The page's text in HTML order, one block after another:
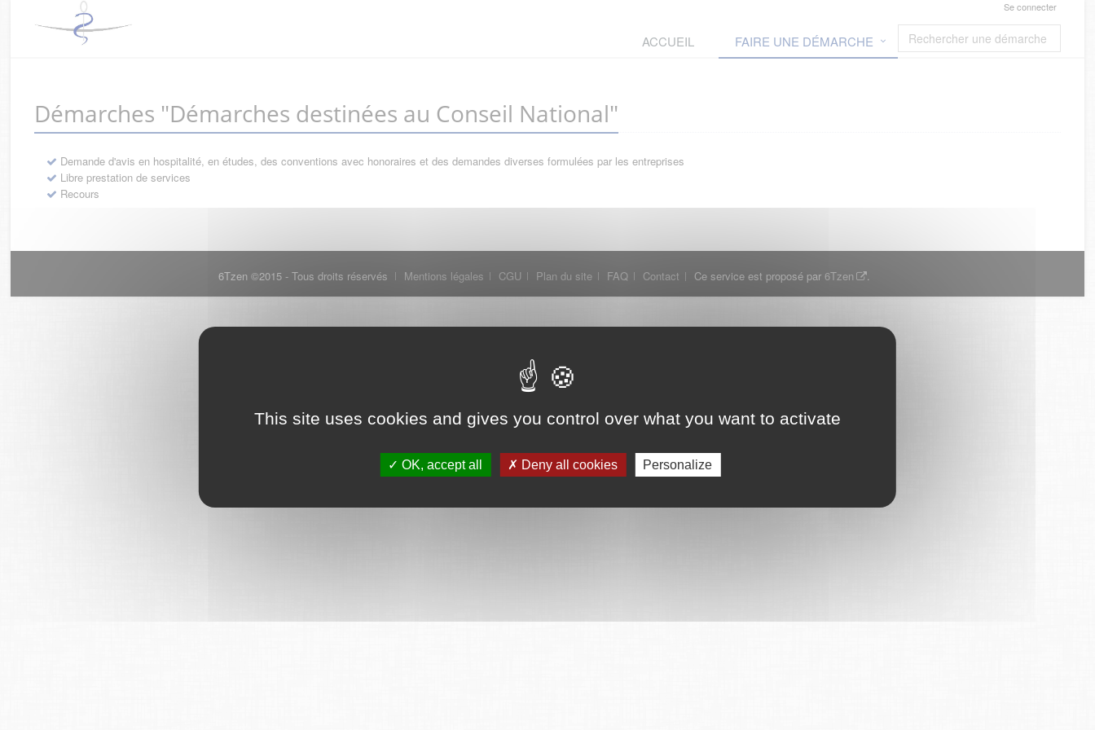
This site uses cookies and gives you control over what you want to activate
OK, accept all Deny all cookies Personalize
Se connecter
ACCUEIL FAIRE UNE DÉMARCHE
Démarches "Démarches destinées au Conseil National"
Demande d'avis en hospitalité, en études, des conventions avec honoraires et des demandes diverses formulées par les entreprises
Libre prestation de services
Recours
6Tzen ©2015 - Tous droits réservés Mentions légales CGU Plan du site FAQ Contact Ce service est proposé par 6Tzen .